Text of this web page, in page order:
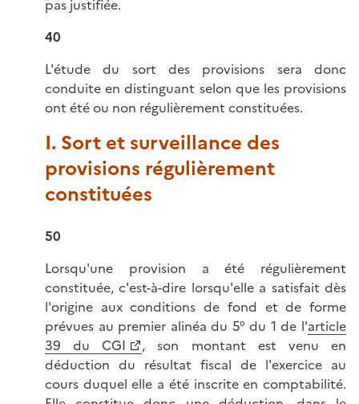
pas justifiée.
40
L'étude du sort des provisions sera donc
conduite en distinguant selon que les provisions
ont été ou non régulièrement constituées.
I. Sort et surveillance des
provisions régulièrement
constituées
50
Lorsqu'une provision a été régulièrement
constituée, c'est-à-dire lorsqu'elle a satisfait dès
l'origine aux conditions de fond et de forme
prévues au premier alinéa du 5° du 1 de l'article
39 du CGI
, son montant est venu en
déduction du résultat fiscal de l'exercice au
cours duquel elle a été inscrite en comptabilité.